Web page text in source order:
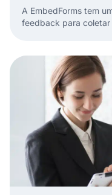
A EmbedForms tem
feedback para